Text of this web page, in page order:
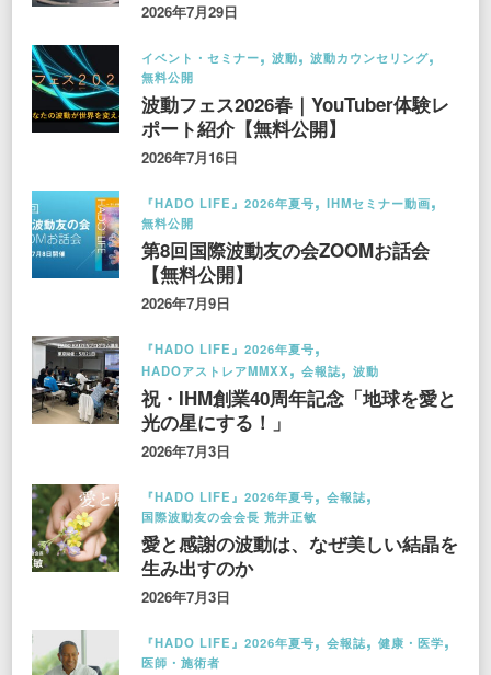
2026年7月29日
イベント・セミナー 波動
波動カウンセリング
無料公開
波動フェス2026春｜YouTuber体験レ
ポート紹介【無料公開】
2026年7月16日
『HADO LIFE』2026年夏号
IHMセミナー動画
無料公開
第8回国際波動友の会ZOOMお話会
【無料公開】
2026年7月9日
『HADO LIFE』2026年夏号
HADOアストレアMMXX
会報誌 波動
祝・IHM創業40周年記念「地球を愛と
光の星にする！」
2026年7月3日
『HADO LIFE』2026年夏号
会報誌
国際波動友の会会長 荒井正敏
愛と感謝の波動は、なぜ美しい結晶を
生み出すのか
2026年7月3日
『HADO LIFE』2026年夏号 会報誌
健康・医学
医師・施術者